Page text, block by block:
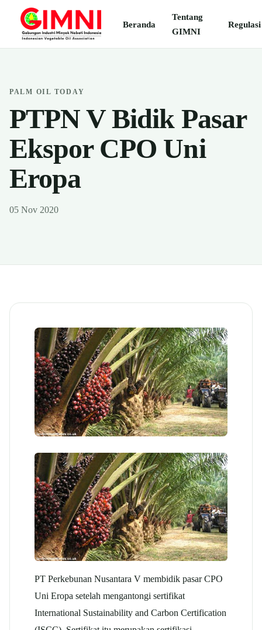
Beranda
Tentang
GIMNI
Regulasi
PALM OIL TODAY
PTPN V Bidik Pasar
Ekspor CPO Uni
Eropa
05 Nov 2020
PT Perkebunan Nusantara V membidik pasar CPO
Uni Eropa setelah mengantongi sertifikat
International Sustainability and Carbon Certification